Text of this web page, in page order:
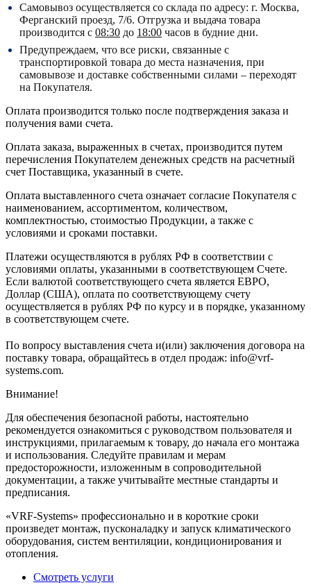
Самовывоз осуществляется со склада по адресу: г. Москва,
Ферганский проезд, 7/6. Отгрузка и выдача товара
производится с 08:30 до 18:00 часов в будние дни.
Предупреждаем, что все риски, связанные с
транспортировкой товара до места назначения, при
самовывозе и доставке собственными силами – переходят
на Покупателя.
Оплата производится только после подтверждения заказа и
получения вами счета.
Оплата заказа, выраженных в счетах, производится путем
перечисления Покупателем денежных средств на расчетный
счет Поставщика, указанный в счете.
Оплата выставленного счета означает согласие Покупателя с
наименованием, ассортиментом, количеством,
комплектностью, стоимостью Продукции, а также с
условиями и сроками поставки.
Платежи осуществляются в рублях РФ в соответствии с
условиями оплаты, указанными в соответствующем Счете.
Если валютой соответствующего счета является ЕВРО,
Доллар (США), оплата по соответствующему cчету
осуществляется в рублях РФ по курсу и в порядке, указанному
в соответствующем cчете.
По вопросу выставления счета и(или) заключения договора на
поставку товара, обращайтесь в отдел продаж: info@vrf-
systems.com.
Внимание!
Для обеспечения безопасной работы, настоятельно
рекомендуется ознакомиться с руководством пользователя и
инструкциями, прилагаемым к товару, до начала его монтажа
и использования. Следуйте правилам и мерам
предосторожности, изложенным в сопроводительной
документации, а также учитывайте местные стандарты и
предписания.
«VRF-Systems» профессионально и в короткие сроки
произведет монтаж, пусконаладку и запуск климатического
оборудования, систем вентиляции, кондиционирования и
отопления.
Смотреть услуги